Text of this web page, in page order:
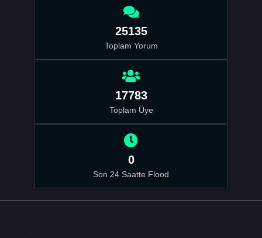
25135
Toplam Yorum
17783
Toplam Üye
0
Son 24 Saatte Flood